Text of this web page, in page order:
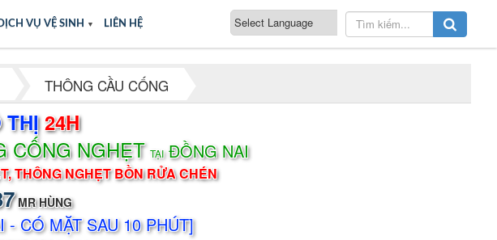
DỊCH VỤ VỆ SINH ▼ LIÊN HỆ
THÔNG CẦU CỐNG
THỊ24H
CỐNG NGHẸT TẠIĐỒNG NAI
THÔNG NGHẸT BỒN RỬA CHÉN
MR HÙNG
- CÓ MẶT SAU 10 PHÚT]